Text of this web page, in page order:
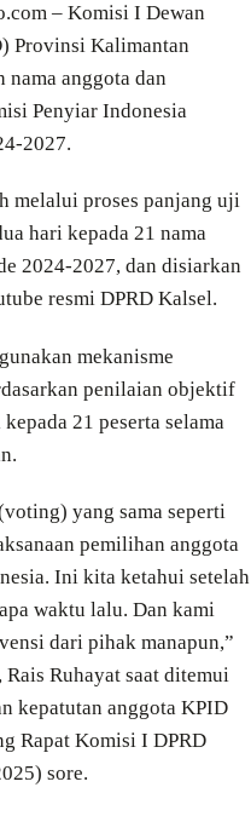
– Komisi I Dewan
Provinsi Kalimantan
nama anggota dan
Penyiar Indonesia
2027.
melalui proses panjang uji
hari kepada 21 nama
2024-2027, dan disiarkan
resmi DPRD Kalsel.
mekanisme
penilaian objektif
21 peserta selama
yang sama seperti
pemilihan anggota
Ini kita ketahui setelah
waktu lalu. Dan kami
dari pihak manapun,”
Ruhayat saat ditemui
kepatutan anggota KPID
Rapat Komisi I DPRD
sore.